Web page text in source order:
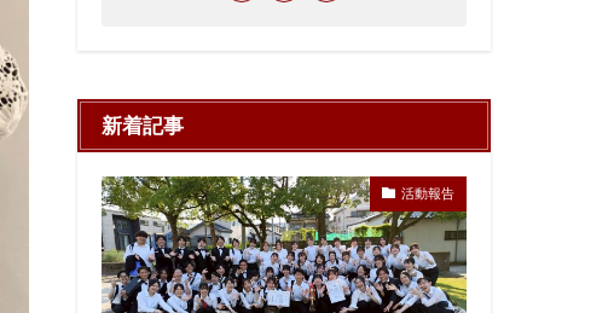
新着記事
活動報告